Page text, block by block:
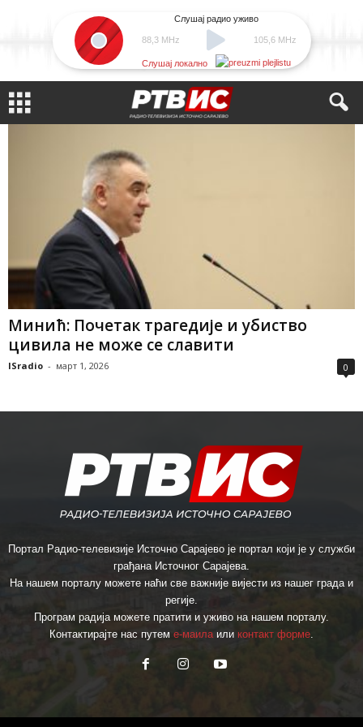
88,3 MHz
Слушај радио уживо
105,6 MHz
Слушај локално
Минић: Почетак трагедије и убиство
цивила не може се славити
ISradio - март 1, 2026 0
Портал Радио-телевизије Источно Сарајево је портал који је у служби
грађана Источног Сарајева.
На нашем порталу можете наћи све важније вијести из нашег града и
регије.
Програм радија можете пратити и уживо на нашем порталу.
Контактирајте нас путем е-маилаили контакт форме.